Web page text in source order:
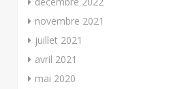
novembre 2021
juillet 2021
avril 2021
mai 2020